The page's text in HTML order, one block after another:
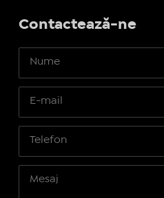
Contactează-ne